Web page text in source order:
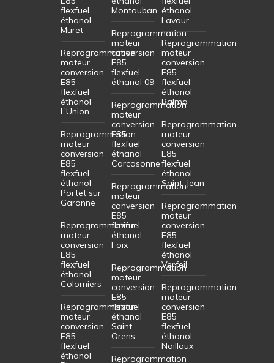
flexfuel
éthanol
Muret
Reprogrammation
moteur
conversion
E85
flexfuel
éthanol
L’Union
Reprogrammation
moteur
conversion
E85
flexfuel
éthanol
Portet sur
Garonne
Reprogrammation
moteur
conversion
E85
flexfuel
éthanol
Colomiers
Reprogrammation
moteur
conversion
E85
flexfuel
éthanol
Montauban
Reprogrammation
moteur
conversion
E85
flexfuel
éthanol 09
Reprogrammation
moteur
conversion
E85
flexfuel
éthanol
Carcasonne
Reprogrammation
moteur
conversion
E85
flexfuel
éthanol
Foix
Reprogrammation
moteur
conversion
E85
flexfuel
éthanol
Saint-
Orens
Reprogrammation
éthanol
Lavaur
Reprogrammation
moteur
conversion
E85
flexfuel
éthanol
Balma
Reprogrammation
moteur
conversion
E85
flexfuel
éthanol
Saint-Jean
Reprogrammation
moteur
conversion
E85
flexfuel
éthanol
Verfeil
Reprogrammation
moteur
conversion
E85
flexfuel
éthanol
Nailloux